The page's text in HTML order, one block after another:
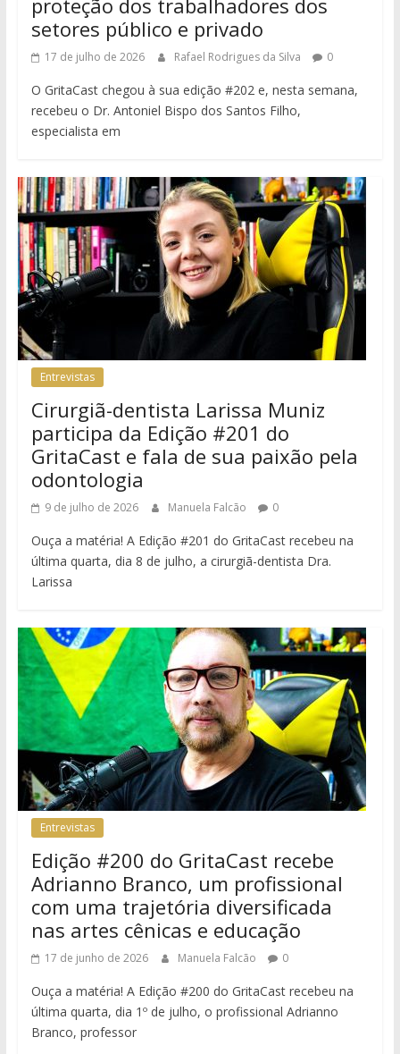
proteção dos trabalhadores dos
setores público e privado
17 de julho de 2026 Rafael Rodrigues da Silva 0
O GritaCast chegou à sua edição #202 e, nesta semana,
recebeu o Dr. Antoniel Bispo dos Santos Filho,
especialista em
Entrevistas
Cirurgiã-dentista Larissa Muniz
participa da Edição #201 do
GritaCast e fala de sua paixão pela
odontologia
9 de julho de 2026 Manuela Falcão 0
Ouça a matéria! A Edição #201 do GritaCast recebeu na
última quarta, dia 8 de julho, a cirurgiã-dentista Dra.
Larissa
Entrevistas
Edição #200 do GritaCast recebe
Adrianno Branco, um profissional
com uma trajetória diversificada
nas artes cênicas e educação
17 de junho de 2026 Manuela Falcão 0
Ouça a matéria! A Edição #200 do GritaCast recebeu na
última quarta, dia 1º de julho, o profissional Adrianno
Branco, professor